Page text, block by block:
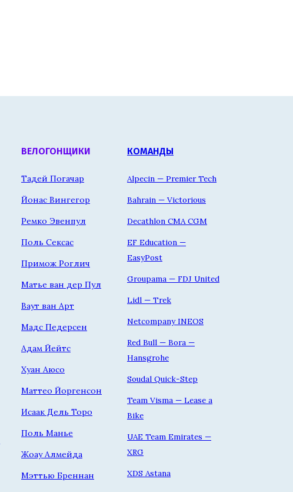
ВЕЛОГОНЩИКИ
Тадей Погачар
Йонас Вингегор
Ремко Эвенпул
Поль Сексас
Примож Роглич
Матье ван дер Пул
Ваут ван Арт
Мадс Педерсен
Адам Йейтс
Хуан Аюсо
Маттео Йоргенсон
Исаак Дель Торо
Поль Манье
Жоау Алмейда
Мэттью Бреннан
КОМАНДЫ
Alpecin — Premier Tech
Bahrain — Victorious
Decathlon CMA CGM
EF Education —
EasyPost
Groupama — FDJ United
Lidl — Trek
Netcompany INEOS
Red Bull — Bora —
Hansgrohe
Soudal Quick-Step
Team Visma — Lease a
Bike
UAE Team Emirates —
XRG
XDS Astana